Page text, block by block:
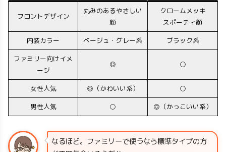
フロントデザイン
丸みのあるやさしい
顔
クロームメッキ
スポーティ顔
内装カラー
ベージュ・グレー系
ブラック系
ファミリー向けイメ
ージ
◎ ○
女性人気 ◎（かわいい系）
○
男性人気
○ ◎（かっこいい系）
なるほど。ファミリーで使うなら標準タイプの方